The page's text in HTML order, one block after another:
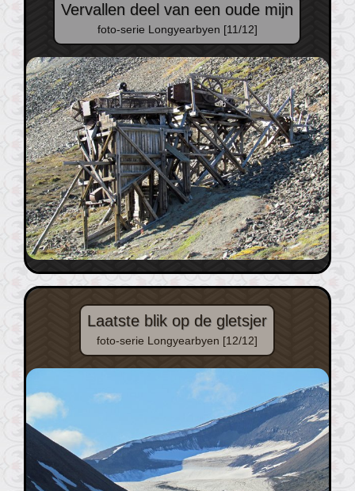
Vervallen deel van een oude mijn
foto-serie Longyearbyen [11/12]
Laatste blik op de gletsjer
foto-serie Longyearbyen [12/12]